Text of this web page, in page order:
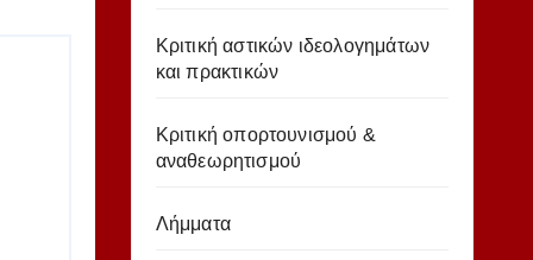
Κριτική αστικών ιδεολογημάτων
και πρακτικών
Κριτική οπορτουνισμού &
αναθεωρητισμού
Λήμματα